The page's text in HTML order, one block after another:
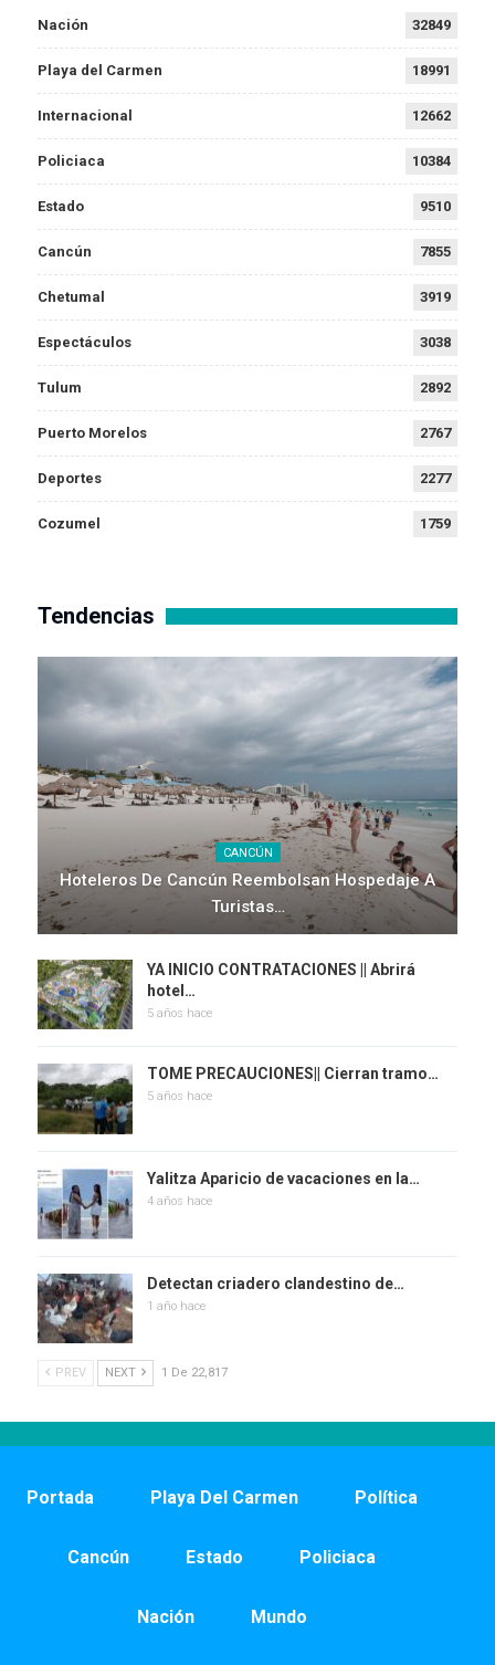
Nación 32849
Playa del Carmen 18991
Internacional 12662
Policiaca 10384
Estado 9510
Cancún 7855
Chetumal 3919
Espectáculos 3038
Tulum 2892
Puerto Morelos 2767
Deportes 2277
Cozumel 1759
Tendencias
CANCÚN
Hoteleros De Cancún Reembolsan Hospedaje A
Turistas…
YA INICIO CONTRATACIONES || Abrirá
hotel…
5 años hace
TOME PRECAUCIONES|| Cierran tramo…
5 años hace
Yalitza Aparicio de vacaciones en la…
4 años hace
Detectan criadero clandestino de…
1 año hace
PREV NEXT 1 De 22,817
Portada Playa Del Carmen Política
Cancún Estado Policiaca
Nación Mundo